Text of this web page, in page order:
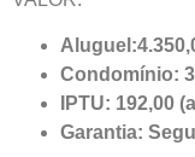
Condomínio:
IPTU: 192,00
Garantia: